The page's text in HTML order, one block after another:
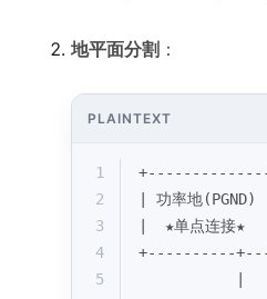
地平面分割 ：
PLAINTEXT
1
2
| 功率地
3
|  ★单点连接
4
+----------
5